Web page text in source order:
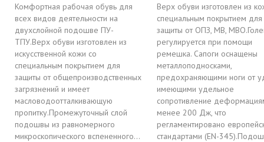
Комфортная рабочая обувь для
всех видов деятельности на
двухслойной подошве ПУ-
ТПУ.Верх обуви изготовлен из
искусственной кожи со
специальным покрытием для
защиты от общепроизводственных
загрязнений и имеет
масловодоотталкивающую
пропитку.Промежуточный слой
подошвы из равномерного
микроскопического вспененного...
Верх обуви изготовлен из
специальным покрытием для
защиты от ОПЗ, МВ,
регулируется при помощи
ремешка. Сапоги оснащены
металлоподносками,
предохраняющими ноги от
имеющими удельное
сопротивление
менее 200 Дж, что
регламентировано
стандартами (EN-